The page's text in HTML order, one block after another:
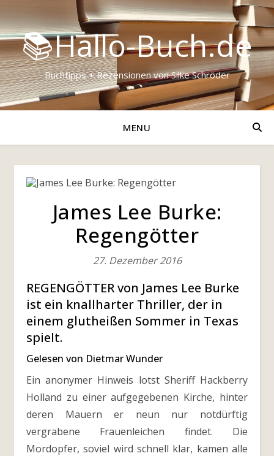
📚Hallo-Buch.de
Buchtipps + Rezensionen von Silke Schröder
MENU
James Lee Burke:
Regengötter
27. Dezember 2016
REGENGÖTTER von James Lee Burke
ist ein knallharter Thriller, der in
einem glutheißen Sommer in Texas
spielt.
Gelesen von Dietmar Wunder
Ein anonymer Hinweis lotst Sheriff Hackberry
Holland zu einer aufgegebenen Kirche, hinter
deren Mauern er neun nur notdürftig
vergrabene Frauenleichen findet. Die
Mordopfer, soviel wird schnell klar, kamen alle